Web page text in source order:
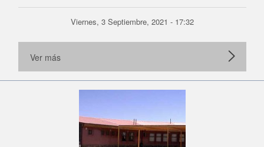
Viernes, 3 Septiembre, 2021 - 17:32
Ver más